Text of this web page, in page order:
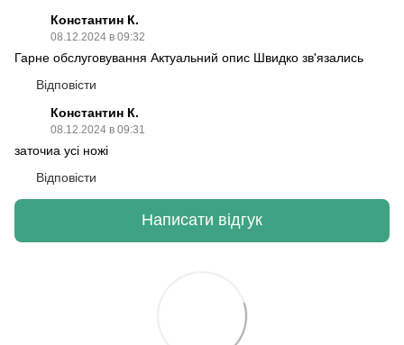
Константин К.
08.12.2024 в 09:32
Гарне обслуговування Актуальний опис Швидко зв'язались
Відповісти
Константин К.
08.12.2024 в 09:31
заточиа усі ножі
Відповісти
Написати відгук